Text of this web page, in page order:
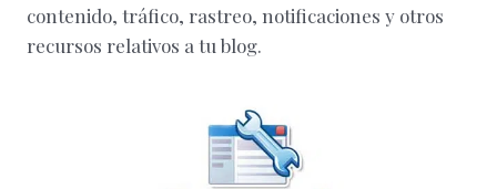
contenido, tráfico, rastreo, notificaciones y otros
recursos relativos a tu blog.